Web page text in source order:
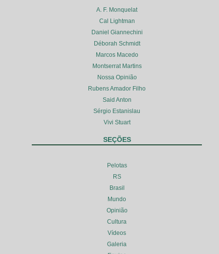
A. F. Monquelat
Cal Lightman
Daniel Giannechini
Déborah Schmidt
Marcos Macedo
Montserrat Martins
Nossa Opinião
Rubens Amador Filho
Said Anton
Sérgio Estanislau
Vivi Stuart
SEÇÕES
Pelotas
RS
Brasil
Mundo
Opinião
Cultura
Vídeos
Galeria